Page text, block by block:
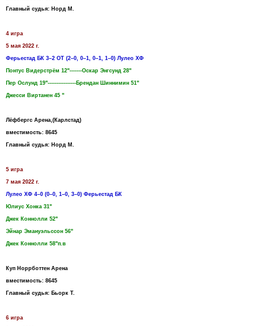
Главный судья: Норд М.
4 игра
5 мая 2022 г.
Ферьестад БК 3–2 ОТ (2–0, 0–1, 0–1, 1–0) Лулео ХФ
Понтус Видерстрём 12"-------Оскар Энгсунд 28"
Пер Ослунд 19"----------------Брендан Шиннимин 51"
Джесси Виртанен 45 "
Лёфбергс Арена,(Карлстад)
вместимость: 8645
Главный судья: Норд М.
5 игра
7 мая 2022 г.
Лулео ХФ 4–0 (0–0, 1–0, 3–0) Ферьестад БК
Юлиус Хонка 31"
Джек Коннолли 52"
Эйнар Эмануэльссон 56"
Джек Коннолли 58"п.в
Куп Норрботтен Арена
вместимость: 8645
Главный судья: Бьорк Т.
6 игра